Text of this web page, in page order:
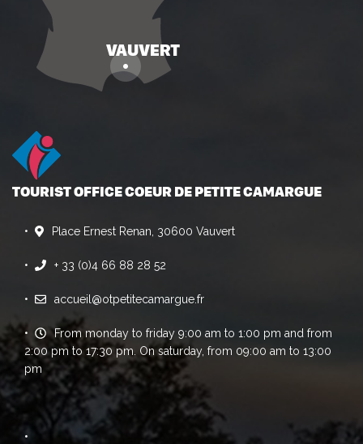
TOURIST OFFICE COEUR DE PETITE CAMARGUE
Place Ernest Renan, 30600 Vauvert
+ 33 (0)4 66 88 28 52
accueil@otpetitecamargue.fr
From monday to friday 9:00 am to 1:00 pm and from
2:00 pm to 17:30 pm. On saturday, from 09:00 am to 13:00
pm